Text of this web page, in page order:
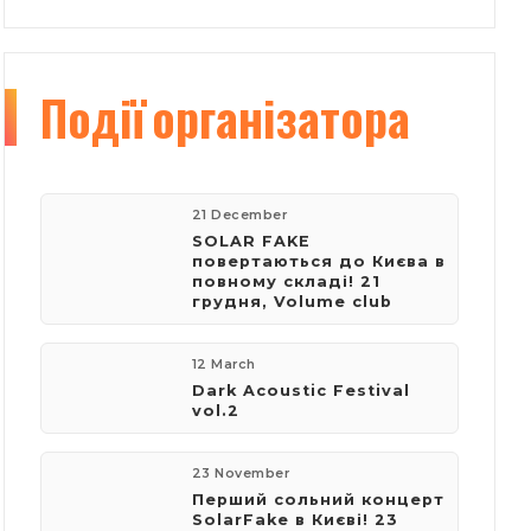
Подіїорганізатора
21 December
SOLAR FAKE
повертаються до Києва в
повному складі! 21
грудня, Volume club
12 March
Dark Acoustic Festival
vol.2
23 November
Перший сольний концерт
SolarFake в Києві! 23